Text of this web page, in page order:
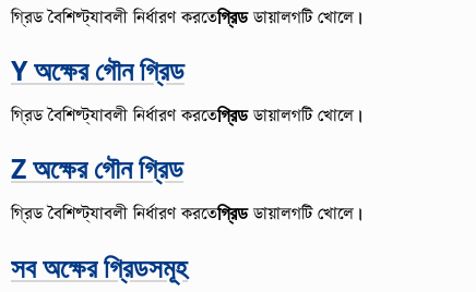
গ্রিড বৈশিষ্ট্যাবলী নির্ধারণ করতেগ্রিডডায়ালগটি খোলে।
Y অক্ষের গৌন গ্রিড
গ্রিড বৈশিষ্ট্যাবলী নির্ধারণ করতেগ্রিডডায়ালগটি খোলে।
Z অক্ষের গৌন গ্রিড
গ্রিড বৈশিষ্ট্যাবলী নির্ধারণ করতেগ্রিডডায়ালগটি খোলে।
সব অক্ষের গ্রিডসমূহ